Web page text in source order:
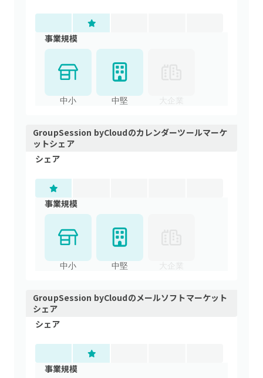
事業規模
中小 中堅 大企業
GroupSession byCloudのカレンダーツールマーケ
ットシェア
シェア
事業規模
中小 中堅 大企業
GroupSession byCloudのメールソフトマーケット
シェア
シェア
事業規模